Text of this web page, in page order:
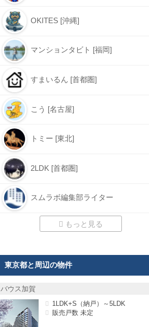
OKITES [沖縄]
マンションタビト [福岡]
すまいるん [首都圏]
こう [名古屋]
トミー [東北]
2LDK [首都圏]
スムラボ編集部ライター
もっと見る
東京都と周辺の物件
バウス加賀
1LDK+S（納戸）～5LDK
販売戸数 未定